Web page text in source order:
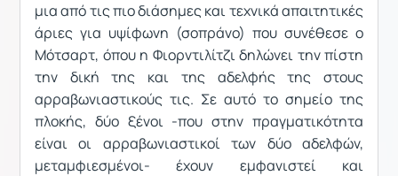
μια από τις πιο διάσημες και τεχνικά απαιτητικές
άριες για υψίφωνη (σοπράνο) που συνέθεσε ο
Μότσαρτ, όπου η Φιορντιλίτζι δηλώνει την πίστη
την δική της και της αδελφής της στους
αρραβωνιαστικούς τις. Σε αυτό το σημείο της
πλοκής, δύο ξένοι -που στην πραγματικότητα
είναι οι αρραβωνιαστικοί των δύο αδελφών,
μεταμφιεσμένοι- έχουν εμφανιστεί και